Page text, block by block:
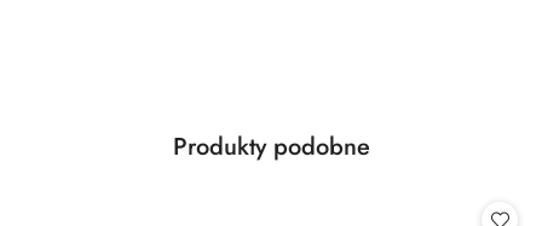
Pomiń karuzelę produktów
Produkty
Produkty podobne